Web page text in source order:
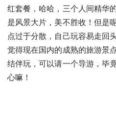
红套餐，哈哈，三个人间精华
是风景大片，美不胜收！但是
点过于分散，自己玩容易走回
觉得现在国内的成熟的旅游景
结伴玩，可以请一个导游，毕
心嘛！